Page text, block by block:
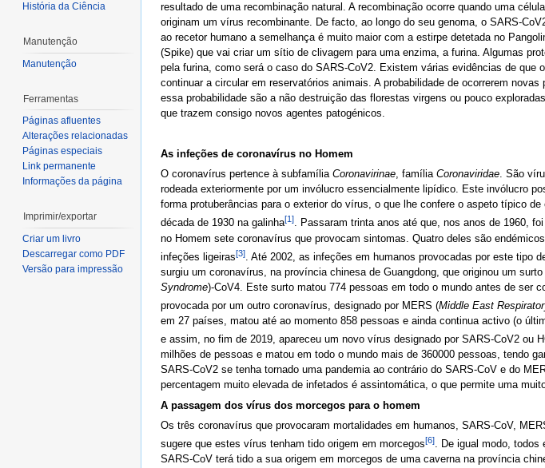
resultado de uma recombinação natural. A recombinação ocorre quando uma
originam um vírus recombinante. De facto, ao longo do seu genoma, o SARS-
ao recetor humano a semelhança é muito maior com a estirpe detetada no
(Spike) que vai criar um sítio de clivagem para uma enzima, a furina. Algumas
pela furina, como será o caso do SARS-CoV2. Existem várias evidências de
continuar a circular em reservatórios animais. A probabilidade de ocorrerem
essa probabilidade são a não destruição das florestas virgens ou pouco
que trazem consigo novos agentes patogénicos.
As infeções de coronavírus no Homem
O coronavírus pertence à subfamília Coronavirinae, família Coronaviridae. São
rodeada exteriormente por um invólucro essencialmente lipídico. Este invólucro
forma protuberâncias para o exterior do vírus, o que lhe confere o aspeto típico
década de 1930 na galinha[1]. Passaram trinta anos até que, nos anos de 1960,
no Homem sete coronavírus que provocam sintomas. Quatro deles são
infeções ligeiras[3] . Até 2002, as infeções em humanos provocadas por este tipo
surgiu um coronavírus, na província chinesa de Guangdong, que originou um
Syndrome)-CoV4. Este surto matou 774 pessoas em todo o mundo antes de ser
provocada por um outro coronavírus, designado por MERS (Middle East
em 27 países, matou até ao momento 858 pessoas e ainda continua activo (o
e assim, no fim de 2019, apareceu um novo vírus designado por SARS-CoV2 ou
milhões de pessoas e matou em todo o mundo mais de 360000 pessoas, tendo
SARS-CoV2 se tenha tornado uma pandemia ao contrário do SARS-CoV e do
percentagem muito elevada de infetados é assintomática, o que permite uma
A passagem dos vírus dos morcegos para o homem
Os três coronavírus que provocaram mortalidades em humanos, SARS-CoV,
sugere que estes vírus tenham tido origem em morcegos[6]. De igual modo, todos
SARS-CoV terá tido a sua origem em morcegos de uma caverna na província
História da Ciência
Manutenção
Manutenção
Ferramentas
Páginas afluentes
Alterações relacionadas
Páginas especiais
Link permanente
Informações da página
Imprimir/exportar
Criar um livro
Descarregar como PDF
Versão para impressão